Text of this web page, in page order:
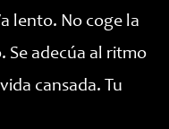
lento. No coge la
Se adecúa al ritmo
cansada. Tu